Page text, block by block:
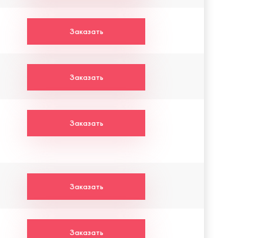
Заказать
Заказать
Заказать
Заказать
Заказать